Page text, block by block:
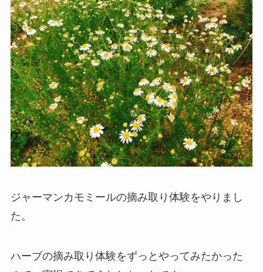
ジャーマンカモミールの摘み取り体験をやりまし
た。
ハーブの摘み取り体験をずっとやってみたかった